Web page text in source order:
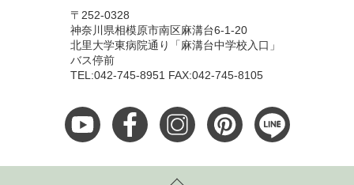
〒252-0328
神奈川県相模原市南区麻溝台6-1-20
北里大学東病院通り「麻溝台中学校入口」
バス停前
TEL:042-745-8951 FAX:042-745-8105